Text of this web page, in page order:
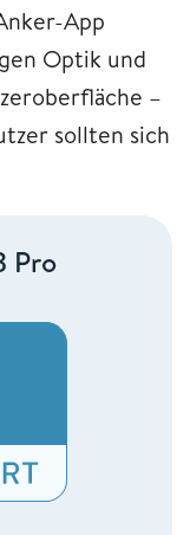
App
Optik und
–
sollten sich
Pro